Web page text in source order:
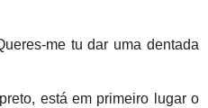
me tu dar uma dentada
está em primeiro lugar o